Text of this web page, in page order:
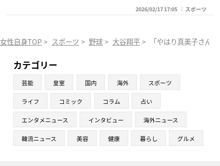
2026/02/17 17:05 スポーツ
女性自身TOP > スポーツ > 野球 > 大谷翔平 > 「やはり真美子さん
カテゴリー
芸能 皇室 国内 海外 スポーツ
ライフ コミック コラム 占い
エンタメニュース インタビュー 海外ニュース
韓流ニュース 美容 健康 暮らし グルメ